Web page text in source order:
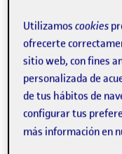
Utilizamoscookies
ofrecerte
sitio web, con fines
personalizada de
de tus hábitos de
configurar tus
más información en